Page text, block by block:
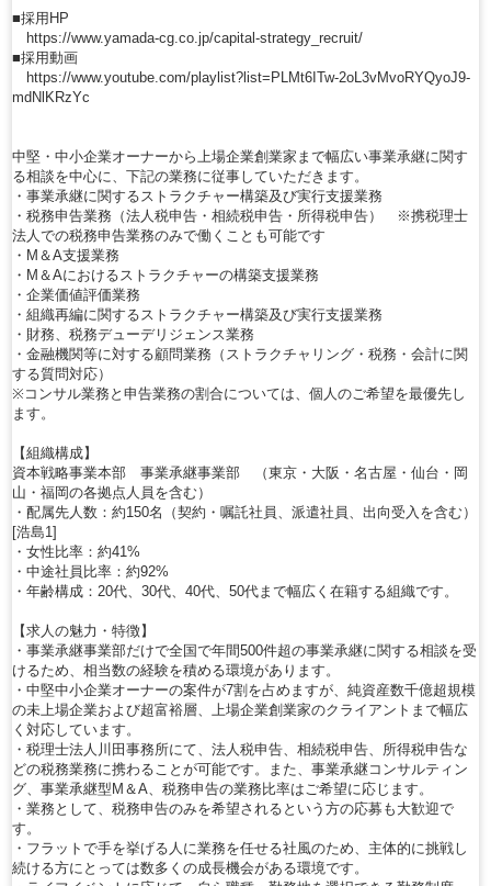
■採用HP
https://www.yamada-cg.co.jp/capital-strategy_recruit/
■採用動画
https://www.youtube.com/playlist?list=PLMt6ITw-2oL3vMvoRYQyoJ9-
mdNlKRzYc
中堅・中小企業オーナーから上場企業創業家まで幅広い事業承継に関す
る相談を中心に、下記の業務に従事していただきます。
・事業承継に関するストラクチャー構築及び実行支援業務
・税務申告業務（法人税申告・相続税申告・所得税申告） ※携税理士
法人での税務申告業務のみで働くことも可能です
・M＆A支援業務
・M＆Aにおけるストラクチャーの構築支援業務
・企業価値評価業務
・組織再編に関するストラクチャー構築及び実行支援業務
・財務、税務デューデリジェンス業務
・金融機関等に対する顧問業務（ストラクチャリング・税務・会計に関
する質問対応）
※コンサル業務と申告業務の割合については、個人のご希望を最優先し
ます。
【組織構成】
資本戦略事業本部 事業承継事業部 （東京・大阪・名古屋・仙台・岡
山・福岡の各拠点人員を含む）
・配属先人数：約150名（契約・嘱託社員、派遣社員、出向受入を含む）
[浩島1]
・女性比率：約41%
・中途社員比率：約92%
・年齢構成：20代、30代、40代、50代まで幅広く在籍する組織です。
【求人の魅力・特徴】
・事業承継事業部だけで全国で年間500件超の事業承継に関する相談を受
けるため、相当数の経験を積める環境があります。
・中堅中小企業オーナーの案件が7割を占めますが、純資産数千億超規模
の未上場企業および超富裕層、上場企業創業家のクライアントまで幅広
く対応しています。
・税理士法人川田事務所にて、法人税申告、相続税申告、所得税申告な
どの税務業務に携わることが可能です。また、事業承継コンサルティン
グ、事業承継型M＆A、税務申告の業務比率はご希望に応じます。
・業務として、税務申告のみを希望されるという方の応募も大歓迎で
す。
・フラットで手を挙げる人に業務を任せる社風のため、主体的に挑戦し
続ける方にとっては数多くの成長機会がある環境です。